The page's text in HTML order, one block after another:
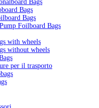
Bags
Bags
Bags
Foilboard Bags
with wheels
without wheels
per il trasporto